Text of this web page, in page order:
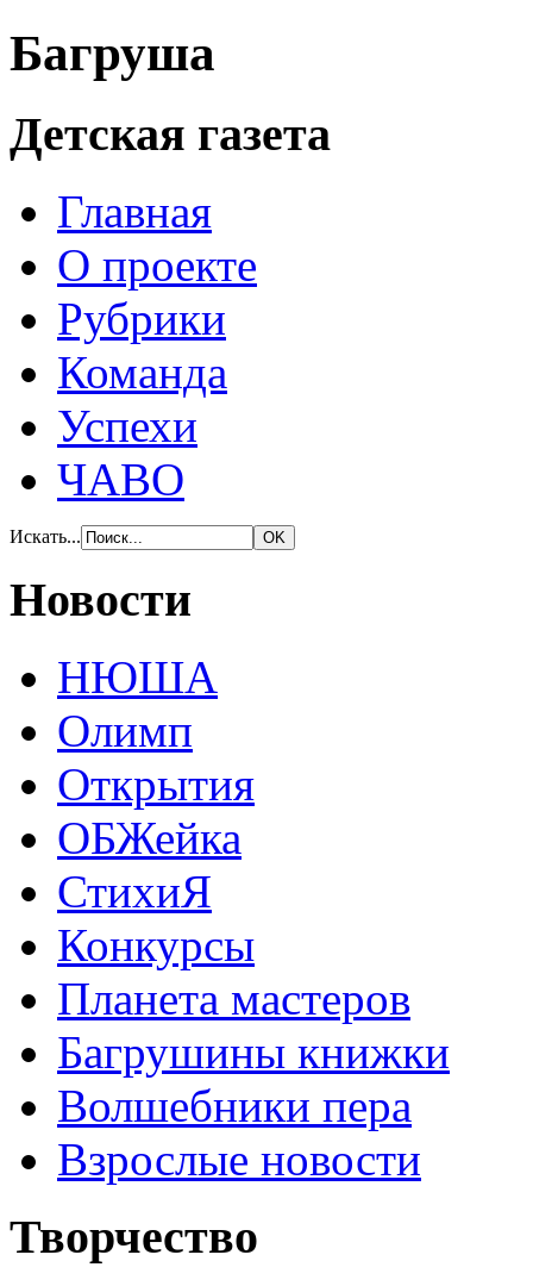
Багруша
Детская газета
Главная
О проекте
Рубрики
Команда
Успехи
ЧАВО
Искать...
Новости
НЮША
Олимп
Открытия
ОБЖейка
СтихиЯ
Конкурсы
Планета мастеров
Багрушины книжки
Волшебники пера
Взрослые новости
Творчество